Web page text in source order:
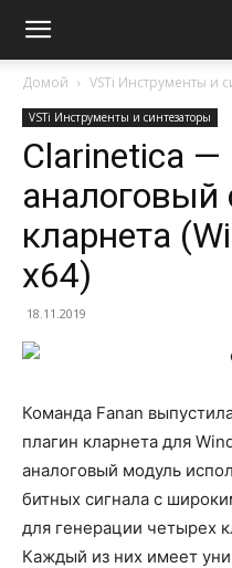
Домой VSTi Инструменты и
VSTi Инструменты и синтезаторы
Clarinetica
аналоговый
кларнета
x64)
18.11.2019
Команда Fanan
плагин кларнета для
аналоговый модуль
битных сигнала с
для генерации четырех
Каждый из них имеет